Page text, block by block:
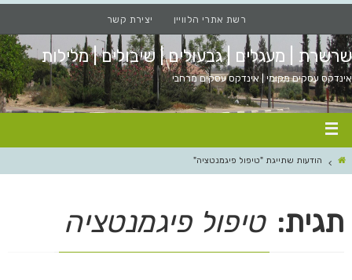
רשת אתרי הלוויין יצירת קשר
שרשרת | מעגלים | גבעולים | שיבולים | מלילות
אינדקס עסקים מקומי | אינדקס עסקים מרחבי
הודעות שתייגת "טיפול פיגמנטציה"
תגית: טיפול פיגמנטציה